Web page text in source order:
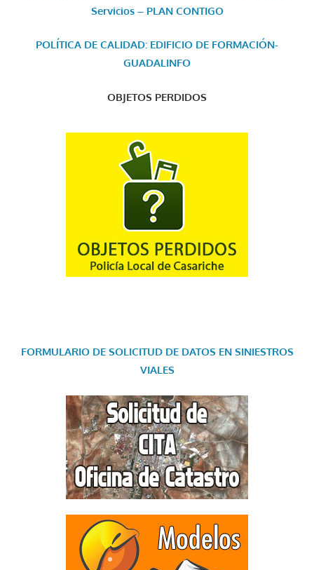
Servicios – PLAN CONTIGO
POLÍTICA DE CALIDAD: EDIFICIO DE FORMACIÓN-
GUADALINFO
OBJETOS PERDIDOS
FORMULARIO DE SOLICITUD DE DATOS EN SINIESTROS
VIALES